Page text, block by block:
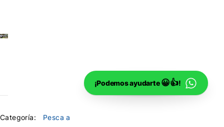
¡Podemos ayudarte😀👍!
Categoría:
Pesca a